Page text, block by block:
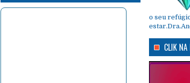
o seu
CLIK